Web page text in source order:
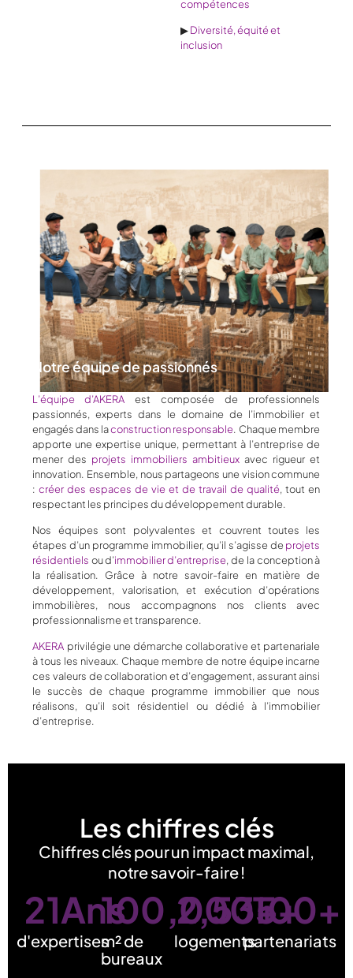
compétences
▶Diversité, équité et
inclusion
Notre équipe de passionnés
L’équipe d’AKERA est composée de professionnels
passionnés, experts dans le domaine de l’immobilier et
engagés dans laconstruction responsable. Chaque membre
apporte une expertise unique, permettant à l’entreprise de
mener des projets immobiliers ambitieux avec rigueur et
innovation. Ensemble, nous partageons une vision commune
:créer des espaces de vie et de travail de qualité, tout en
respectant les principes du développement durable.
Nos équipes sont polyvalentes et couvrent toutes les
étapes d’un programme immobilier, qu’il s’agisse deprojets
résidentiels ou d’immobilier d’entreprise, de la conception à
la réalisation. Grâce à notre savoir-faire en matière de
développement, valorisation, et exécution d’opérations
immobilières, nous accompagnons nos clients avec
professionnalisme et transparence.
AKERA privilégie une démarche collaborative et partenariale
à tous les niveaux. Chaque membre de notre équipe incarne
ces valeurs de collaboration et d’engagement, assurant ainsi
le succès de chaque programme immobilier que nous
réalisons, qu’il soit résidentiel ou dédié à l’immobilier
d’entreprise.
Les chiffres clés
Chiffres clés pour un impact maximal,
notre savoir-faire !
d'expertises
21Ans
m² de
bureaux
100,000+
logements
2,535+
partenariats
100+